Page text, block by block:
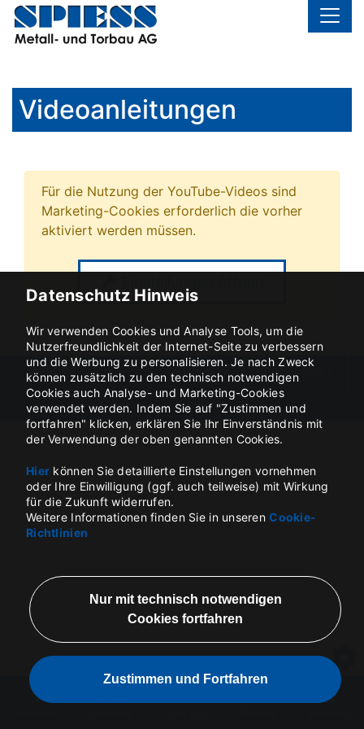
Videoanleitungen
Für die Nutzung der YouTube-Videos sind
Marketing-Cookies erforderlich die vorher
aktiviert werden müssen.
© 2026 Hörmann Impressum
Datenschutz
Cookie-Richtlinien
AGB
Datenschutz Hinweis
Wir verwenden Cookies und Analyse Tools, um die
Nutzerfreundlichkeit der Internet-Seite zu verbessern
und die Werbung zu personalisieren. Je nach Zweck
können zusätzlich zu den technisch notwendigen
Cookies auch Analyse- und Marketing-Cookies
verwendet werden. Indem Sie auf "Zustimmen und
fortfahren" klicken, erklären Sie Ihr Einverständnis mit
der Verwendung der oben genannten Cookies.
Hier können Sie detaillierte Einstellungen vornehmen
oder Ihre Einwilligung (ggf. auch teilweise) mit Wirkung
für die Zukunft widerrufen.
Weitere Informationen finden Sie in unserenCookie-
Richtlinien